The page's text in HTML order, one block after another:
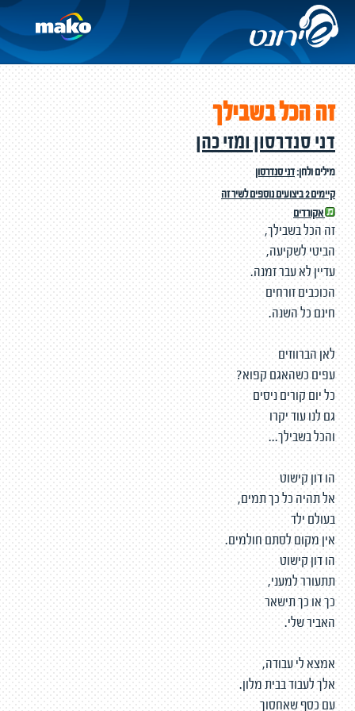
זה הכל בשבילך
דני סנדרסון ומזי כהן
מילים ולחן:דני סנדרסון
קיימים 2 ביצועים נוספים לשיר זה
אקורדים
זה הכל בשבילך,
הביטי לשקיעה,
עדיין לא עבר זמנה.
הכוכבים זורחים
חינם כל השנה.
לאן הברווזים
עפים כשהאגם קפוא?
כל יום קורים ניסים
גם לנו עוד יקרו
והכל בשבילך...
הו דון קישוט
אל תהיה כל כך תמים,
בעולם ילד
אין מקום לסתם חולמים.
הו דון קישוט
תתעורר למעני,
כך או כך תישאר
האביר שלי.
אמצא לי עבודה,
אלך לעבוד בבית מלון.
עם כסף שאחסוך